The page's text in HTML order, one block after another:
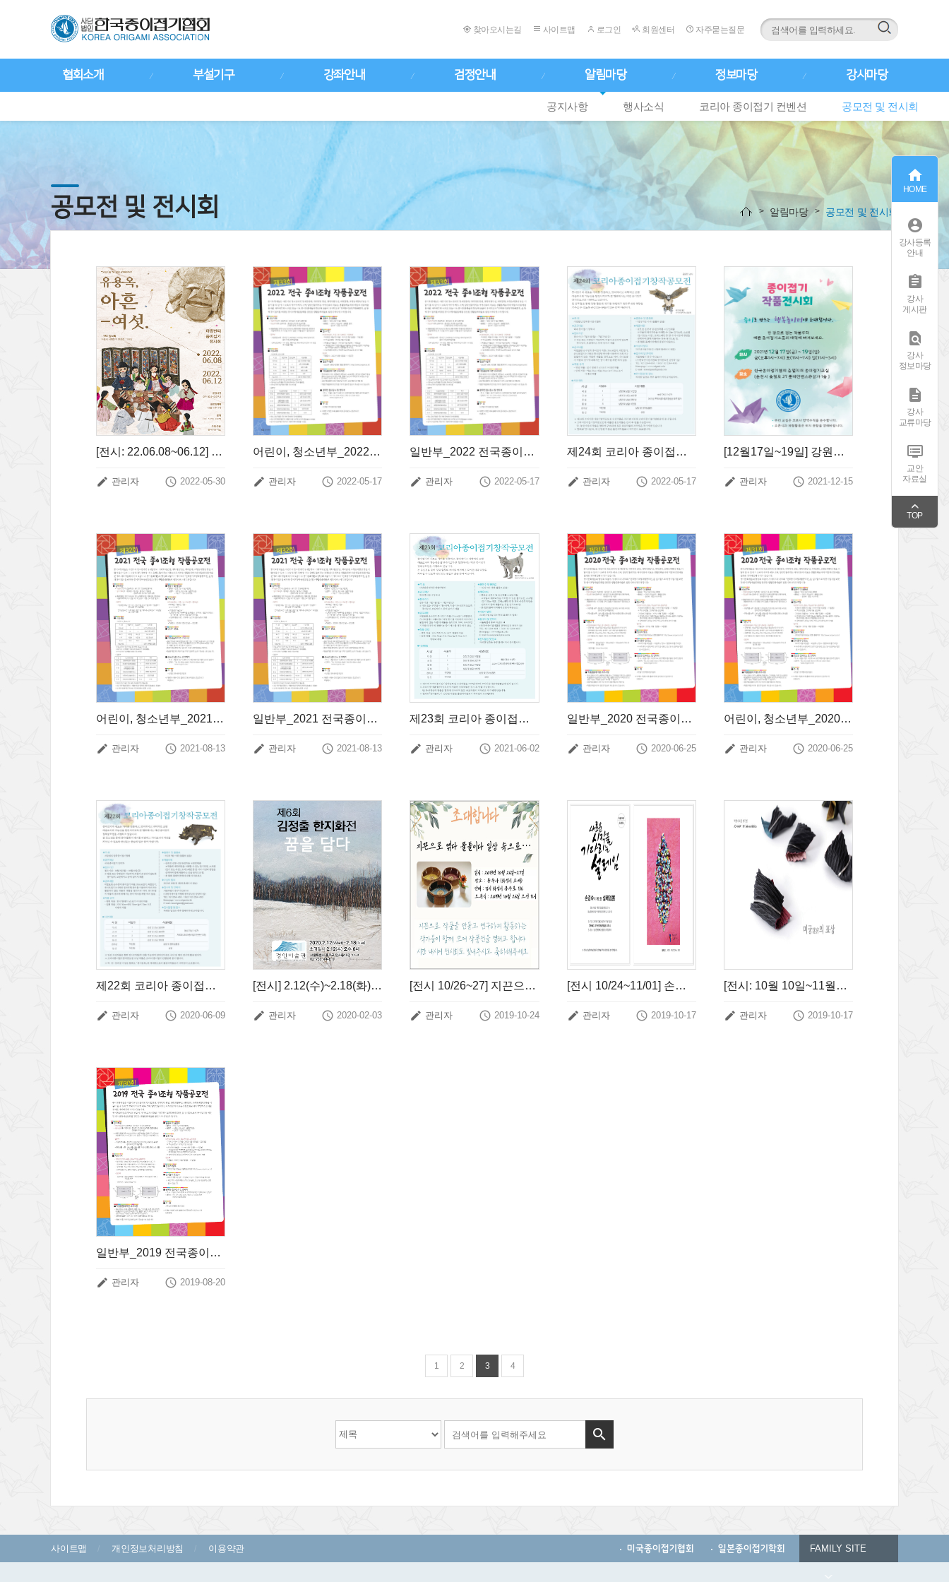
찾아오시는길 사이트맵 로그인 회원센터 자주묻는질문
협회소개 부설기구 강좌안내 검정안내 알림마당
공지사항 행사소식 코리아 종이접기 컨벤션 공모전 및 전시회
정보마당 강사마당
공모전 및 전시회 알림마당 공모전 및 전시회
[전시: 22.06.08~06.12] 유용옥 아홉번째 종이접기 전시회
 관리자  2022-05-30
어린이, 청소년부_2022년 전국종이조형작품공모전 개최 안내
 관리자  2022-05-17
일반부_ 2022 전국종이조형작품공모전 개최 안내
 관리자  2022-05-17
제24회 코리아 종이접기 창작공모전 요강
 관리자  2022-05-17
[12월17일~19일] 강원춘천충열지회 종이접기 작품전시회
 관리자  2021-12-15
어린이, 청소년부_2021년 전국종이조형작품공모전 개최 안내
 관리자  2021-08-13
일반부_ 2021 전국종이조형작품공모전 개최 안내
 관리자  2021-08-13
제23회 코리아 종이접기 창작공모전 요강
 관리자  2021-06-02
일반부_ 2020 전국종이조형작품공모전 개최 안내
 관리자  2020-06-25
어린이, 청소년부_2020년 전국종이조형작품공모전 개최 안내
 관리자  2020-06-25
제22회 코리아 종이접기 창작공모전 요강
 관리자  2020-06-09
[전시] 2.12(수)~2.18(화) 제6회 김정출 한지화전 꿈을담다
 관리자  2020-02-03
[전시 10/26~27] 지끈으로 엮다 물들이다
 관리자  2019-10-24
[전시 10/24~11/01] 손경숙의 개인전
 관리자  2019-10-17
[전시: 10월 10일~11월11일] 11번째 조하나 개인전
 관리자  2019-10-17
일반부_ 2019 전국종이조형작품공모전 개최 안내
 관리자  2019-08-20
1 2 3 4


HOME

강사등록
안내

강사
게시판

강사
정보마당

강사
교류마당

교안
자료실
TOP
사이트맵 개인정보처리방침 이용약관 FAMILY SITE
미국종이접기협회 일본종이접기학회